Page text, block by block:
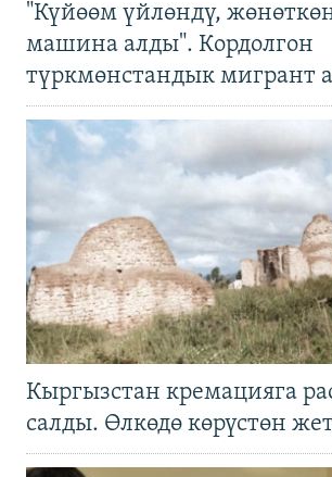
"Күйөөм үйлөндү,
машина алды". Кордолгон
түркмөнстандык мигрант
Кыргызстан кремацияга
салды. Өлкөдө көрүстөн